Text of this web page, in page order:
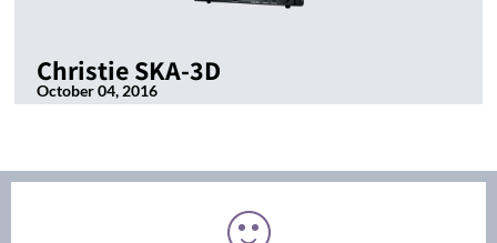
Christie SKA-3D
October 04, 2016